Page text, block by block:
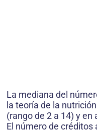
La mediana del
la teoría de la
(rango de 2 a 14) y en
El número de